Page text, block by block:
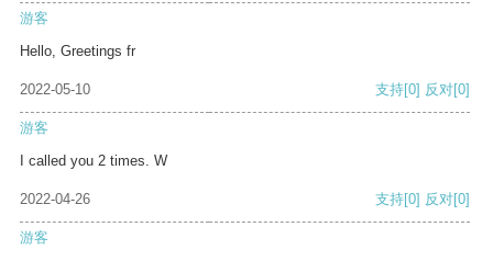
游客
Hello, Greetings fr
2022-05-10 支持[0] 反对[0]
游客
I called you 2 times. W
2022-04-26 支持[0] 反对[0]
游客